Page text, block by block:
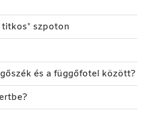
szpoton
és a függőfotel között?